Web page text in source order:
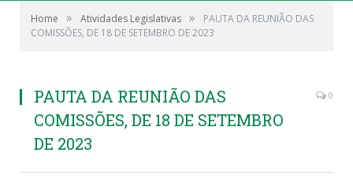
Home » Atividades Legislativas »
PAUTA DA REUNIÃO DAS
COMISSÕES, DE 18 DE SETEMBRO DE 2023
PAUTA DA REUNIÃO DAS
COMISSÕES, DE 18 DE SETEMBRO
DE 2023
0